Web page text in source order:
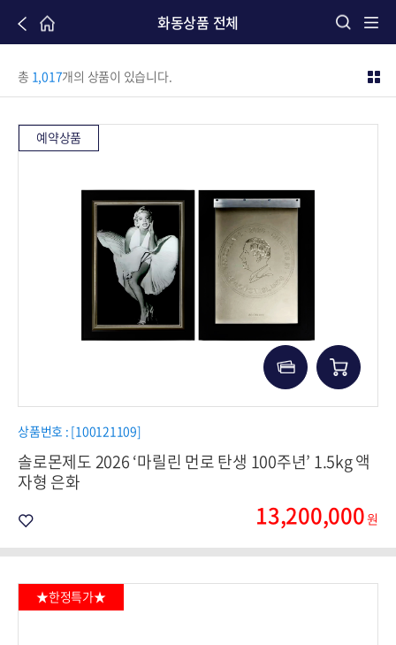
화동상품 전체
총 1,017개의 상품이 있습니다.
예약상품
상품번호 : [100121109]
솔로몬제도 2026 ‘마릴린 먼로 탄생 100주년’ 1.5kg 액
자형 은화
13,200,000원
★한정특가★